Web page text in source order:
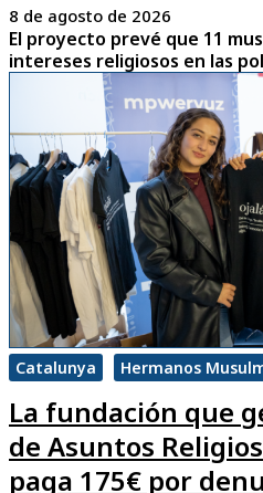
8 de agosto de 2026
El proyecto prevé que 11
intereses religiosos en las
Catalunya Hermanos
La fundación que
de Asuntos
paga 175€ por